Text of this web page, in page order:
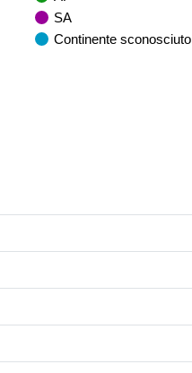
SA
Continente sconosciuto